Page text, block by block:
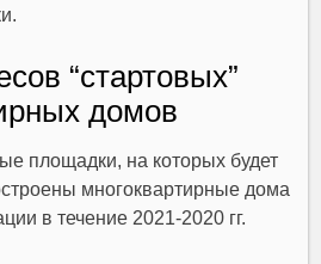
“стартовых”
домов
площадки, на которых будет
многоквартирные дома
в течение 2021-2020 гг.